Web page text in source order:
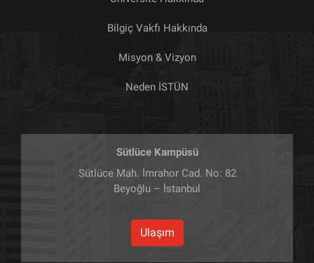
Bilgiç Vakfı Hakkında
Misyon & Vizyon
Neden İSTÜN
Sütlüce Kampüsü
Sütlüce Mah. İmrahor Cad. No: 82
Beyoğlu – İstanbul
Ulaşım